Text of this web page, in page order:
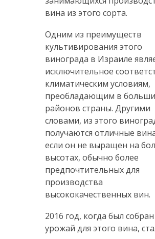
вина из этого сорта.
Одним из преимуществ
культивирования этого
винограда в Израиле
исключительное
климатическим условиям,
преобладающим в
районов страны. Другими
словами, из этого
получаются отличные
если он не выращен на
высотах, обычно более
предпочтительных для
производства
высококачественных вин.
2016 год, когда был собран
урожай для этого вина,